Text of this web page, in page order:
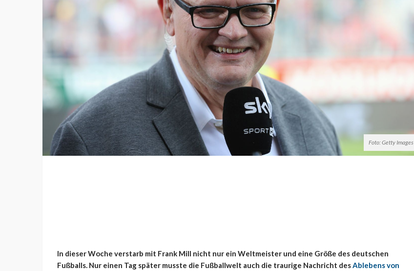
Foto: Getty Images
In dieser Woche verstarb mit Frank Mill nicht nur ein Weltmeister und eine Größe des deutschen
Fußballs. Nur einen Tag später musste die Fußballwelt auch die traurige Nachricht desAblebens von